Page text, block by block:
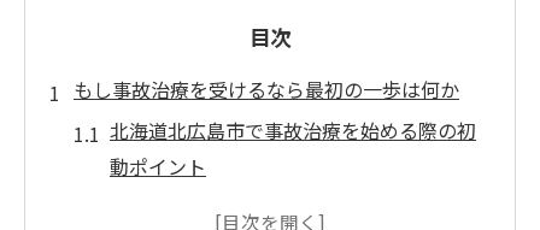
目次
もし事故治療を受けるなら最初の一歩は何か
北海道北広島市で事故治療を始める際の初
動ポイント
事故治療が必要な時に最初に確認するべき